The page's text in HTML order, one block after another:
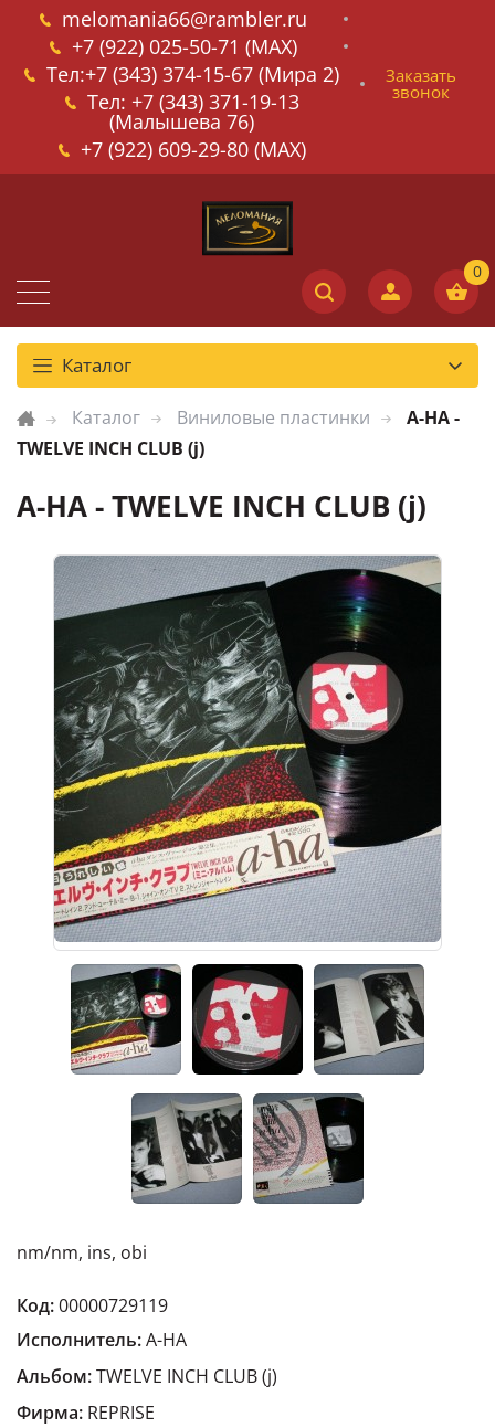
melomania66@rambler.ru
+7 (922) 025-50-71 (MAX)
Тел:+7 (343) 374-15-67 (Мира 2)
Тел: +7 (343) 371-19-13
(Малышева 76)
+7 (922) 609-29-80 (MAX)
Заказать
звонок
Каталог
Каталог Виниловые пластинки
A-HA -
TWELVE INCH CLUB (j)
A-HA - TWELVE INCH CLUB (j)
nm/nm, ins, obi
Код:00000729119
Исполнитель:A-HA
Альбом:TWELVE INCH CLUB (j)
Фирма: REPRISE